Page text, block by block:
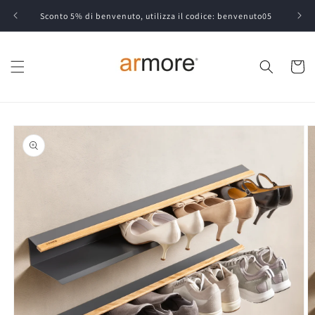
directamente
Sconto 5% di benvenuto, utilizza il codice: benvenuto05
Carrito
directamente
a la
información